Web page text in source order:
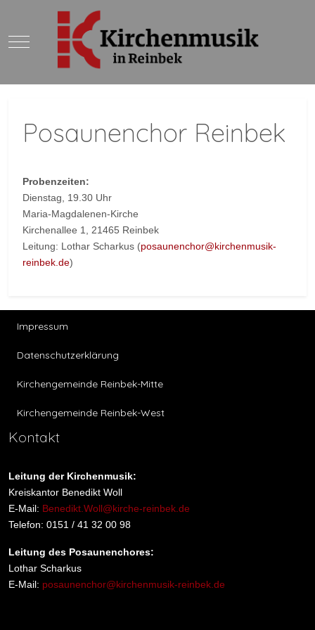
Mobile Menu Toggle
Posaunenchor Reinbek
Probenzeiten:
Dienstag, 19.30 Uhr
Maria-Magdalenen-Kirche
Kirchenallee 1, 21465 Reinbek
Leitung: Lothar Scharkus (posaunenchor@kirchenmusik-
reinbek.de)
Impressum
Datenschutzerklärung
Kirchengemeinde Reinbek-Mitte
Kirchengemeinde Reinbek-West
Kontakt
Leitung der Kirchenmusik:
Kreiskantor Benedikt Woll
E-Mail: Benedikt.Woll@kirche-reinbek.de
Telefon: 0151 / 41 32 00 98
Leitung des Posaunenchores:
Lothar Scharkus
E-Mail: posaunenchor@kirchenmusik-reinbek.de